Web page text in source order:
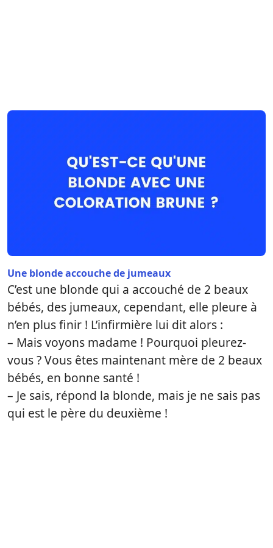
Une blonde accouche de jumeaux
C’est une blonde qui a accouché de 2 beaux
bébés, des jumeaux, cependant, elle pleure à
n’en plus finir ! L’infirmière lui dit alors :
– Mais voyons madame ! Pourquoi pleurez-
vous ? Vous êtes maintenant mère de 2 beaux
bébés, en bonne santé !
– Je sais, répond la blonde, mais je ne sais pas
qui est le père du deuxième !